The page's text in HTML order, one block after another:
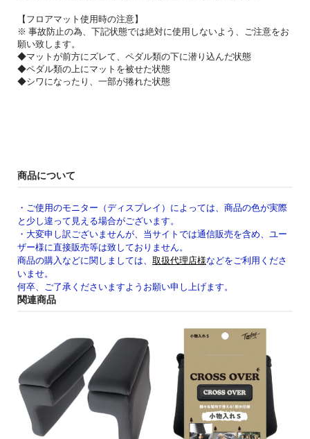
【フロアマット使用時の注意】
※ 事故防止の為、下記状態では絶対に使用しないよう、ご注意をお
願い致します。
◆マットが前方にズレて、ペダル類の下に潜り込んだ状態
◆ペダル類の上にマットを被せた状態
◆シワになったり、一部が捲れた状態
商品について
・ご使用のモニター（ディスプレイ）によっては、商品の色が実際
と少し違って見える場合がございます。
・大変申し訳ございませんが、当サイトでは通信販売を含め、ユー
ザー様に直接販売等は致しておりません。
商品の購入などに関しましては、 取扱代理店様などをご利用くださ
いませ。
何卒、ご了承くださいますようお願い申し上げます。
関連商品